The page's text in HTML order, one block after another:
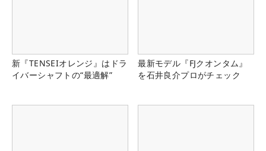
新『TENSEIオレンジ』はドラ
イバーシャフトの“最適解”
最新モデル『FJクオンタム』
を石井良介プロがチェック